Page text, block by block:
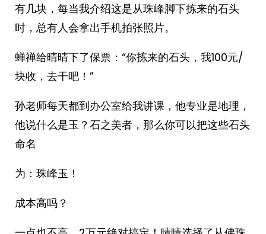
有几块，每当我介绍这是从珠峰脚下拣来的石头
时，总有人会拿出手机拍张照片。
蝉禅给晴晴下了保票：“你拣来的石头，我100元/
块收，去干吧！”
孙老师每天都到办公室给我讲课，他专业是地理，
他说什么是玉？石之美者，那么你可以把这些石头
命名
为：珠峰玉！
成本高吗？